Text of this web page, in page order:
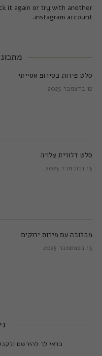
it again or try with another
instagram account.
סלט פירות בסירופ אסייתי
12 בדצמבר 2025
סלט דלורית צלויה
13 בנובמבר 2025
פבלובה עם פירות ירוקים
13 בספטמבר 2025
כדאי לך להירשם